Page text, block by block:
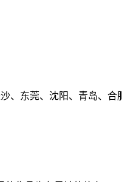
、东莞、沈阳、青岛、合